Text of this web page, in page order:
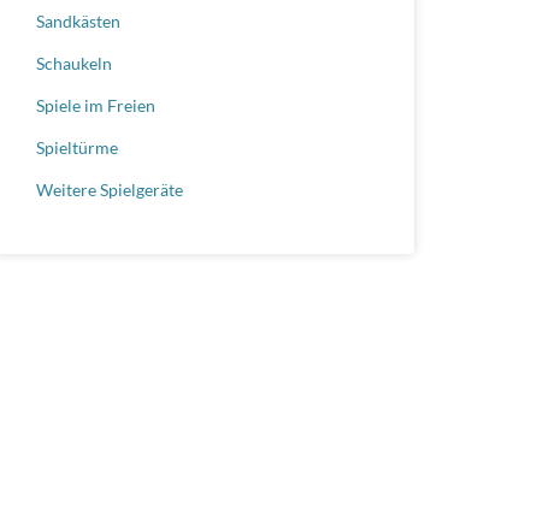
Sandkästen
Schaukeln
Spiele im Freien
Spieltürme
Weitere Spielgeräte